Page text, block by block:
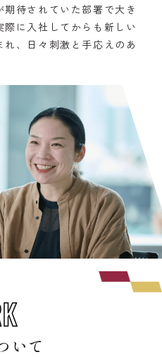
待されていた部署で大き
に入社してからも新しい
、日々刺激と手応えのあ
いて